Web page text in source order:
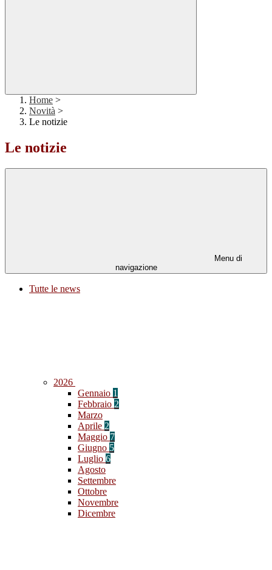
Home >
Novità >
Le notizie
Le notizie
Menu di
navigazione
Tutte le news
2026
Gennaio 1
Febbraio 2
Marzo
Aprile 2
Maggio 7
Giugno 5
Luglio 6
Agosto
Settembre
Ottobre
Novembre
Dicembre